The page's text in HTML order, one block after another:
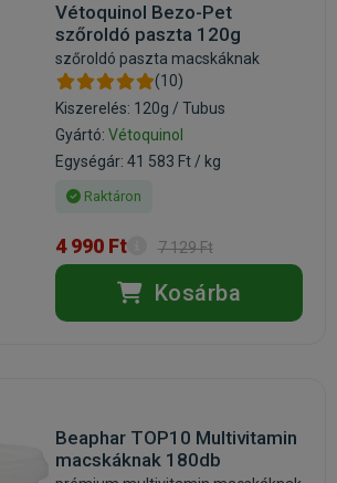
Vétoquinol Bezo-Pet
szőroldó paszta 120g
szőroldó paszta macskáknak
(10)
Kiszerelés: 120g / Tubus
Gyártó: Vétoquinol
Egységár: 41 583 Ft / kg
Raktáron
4 990 Ft 7 129 Ft
Kosárba
Beaphar TOP10 Multivitamin
macskáknak 180db